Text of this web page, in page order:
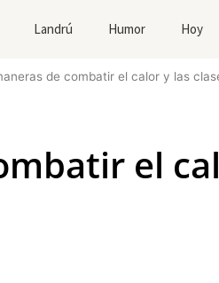
Landrú Humor Hoy
de combatir el calor y las
el